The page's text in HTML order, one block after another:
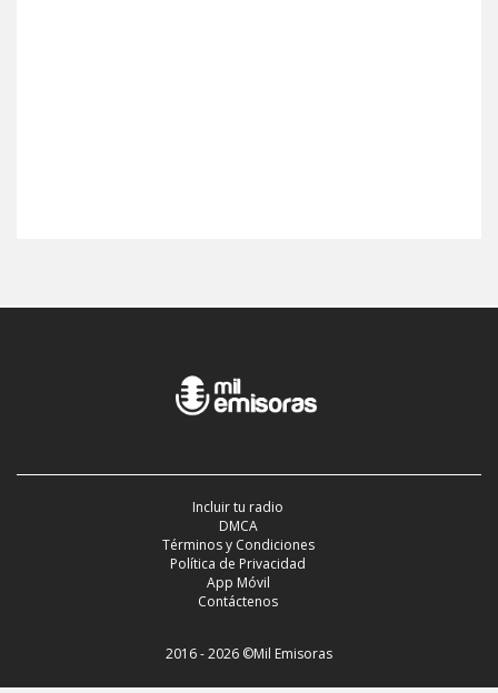
Incluir tu radio
DMCA
Términos y Condiciones
Política de Privacidad
App Móvil
Contáctenos
2016 - 2026 ©Mil Emisoras